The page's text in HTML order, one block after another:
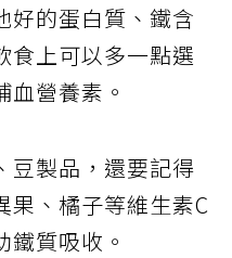
好的蛋白質、鐵含
食上可以多一點選
營養素。
豆製品，還要記得
果、橘子等維生素C
質吸收。